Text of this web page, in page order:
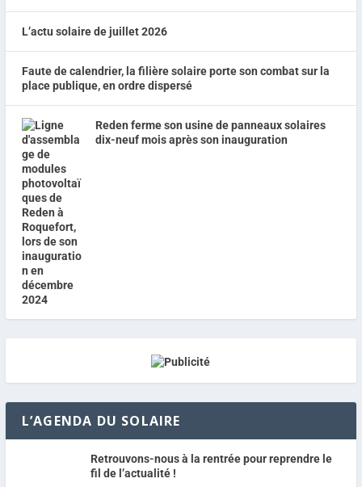
L’actu solaire de juillet 2026
Faute de calendrier, la filière solaire porte son combat sur la
place publique, en ordre dispersé
Reden ferme son usine de panneaux solaires
dix-neuf mois après son inauguration
L’AGENDA DU SOLAIRE
Retrouvons-nous à la rentrée pour reprendre le
fil de l’actualité !